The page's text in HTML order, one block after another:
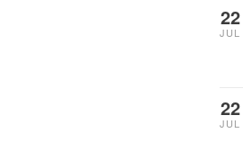
22
JUL
22
JUL